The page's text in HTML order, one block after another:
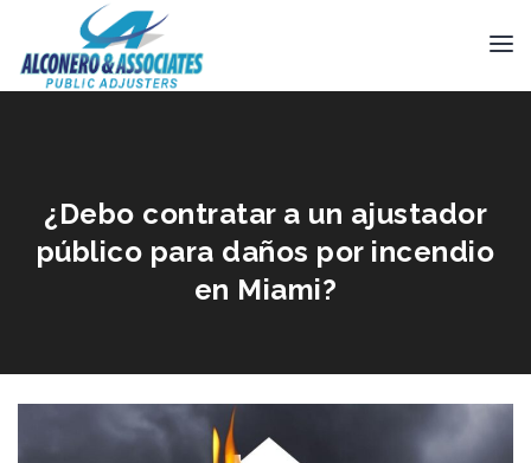
¿Debo contratar a un ajustador
público para daños por incendio
en Miami?